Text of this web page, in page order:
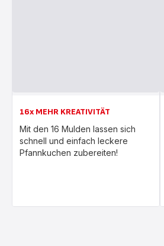
16x MEHR KREATIVITÄT
Mit den 16 Mulden lassen sich
schnell und einfach leckere
Pfannkuchen zubereiten!